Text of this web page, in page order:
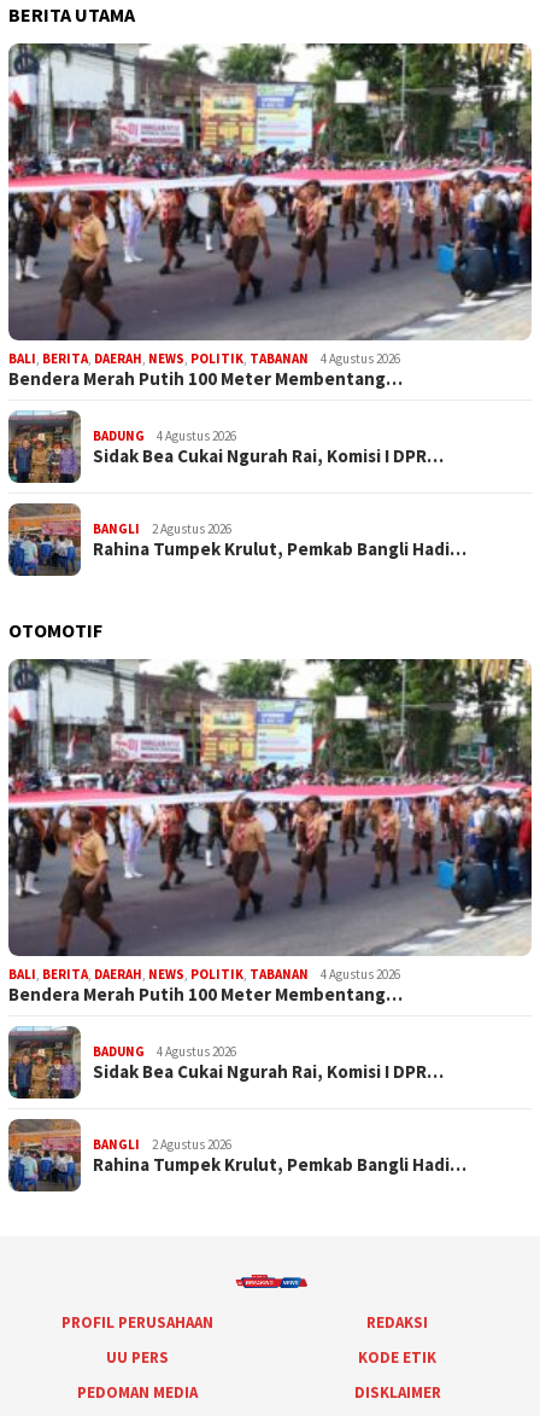
BERITA UTAMA
BALI BERITA DAERAH NEWS POLITIK TABANAN 4 Agustus 2026
Bendera Merah Putih 100 Meter Membentang…
BADUNG 4 Agustus 2026
Sidak Bea Cukai Ngurah Rai, Komisi I DPR…
BANGLI 2 Agustus 2026
Rahina Tumpek Krulut, Pemkab Bangli Hadi…
OTOMOTIF
BALI BERITA DAERAH NEWS POLITIK TABANAN 4 Agustus 2026
Bendera Merah Putih 100 Meter Membentang…
BADUNG 4 Agustus 2026
Sidak Bea Cukai Ngurah Rai, Komisi I DPR…
BANGLI 2 Agustus 2026
Rahina Tumpek Krulut, Pemkab Bangli Hadi…
PROFIL PERUSAHAAN
REDAKSI
UU PERS
KODE ETIK
PEDOMAN MEDIA
DISKLAIMER